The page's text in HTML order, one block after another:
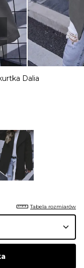
Dalia
Tabela rozmiarów